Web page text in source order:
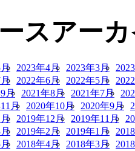
スアー
2023年4月 2023年3月
2022年6月 2022年5月
月 2021年8月 2021年7月
月 2020年10月 2020年9月
2019年12月 2019年11月
2019年2月 2019年1月
2018年4月 2018年3月